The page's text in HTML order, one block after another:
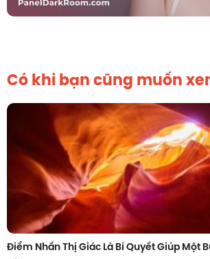
Có khi bạn cũng muốn
Điểm Nhấn Thị Giác Là Bí Quyết Giúp Một